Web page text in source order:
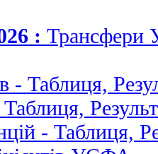
: Трансфери
- Таблиця,
- Таблиця,